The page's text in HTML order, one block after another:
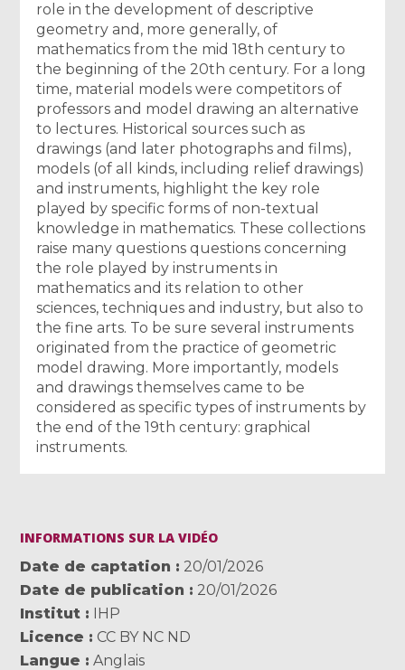
role in the development of descriptive
geometry and, more generally, of
mathematics from the mid 18th century to
the beginning of the 20th century. For a long
time, material models were competitors of
professors and model drawing an alternative
to lectures. Historical sources such as
drawings (and later photographs and films),
models (of all kinds, including relief drawings)
and instruments, highlight the key role
played by specific forms of non-textual
knowledge in mathematics. These collections
raise many questions questions concerning
the role played by instruments in
mathematics and its relation to other
sciences, techniques and industry, but also to
the fine arts. To be sure several instruments
originated from the practice of geometric
model drawing. More importantly, models
and drawings themselves came to be
considered as specific types of instruments by
the end of the 19th century: graphical
instruments.
INFORMATIONS SUR LA VIDÉO
Date de captation
20/01/2026
Date de publication
20/01/2026
Institut
IHP
Licence
CC BY NC ND
Langue
Anglais